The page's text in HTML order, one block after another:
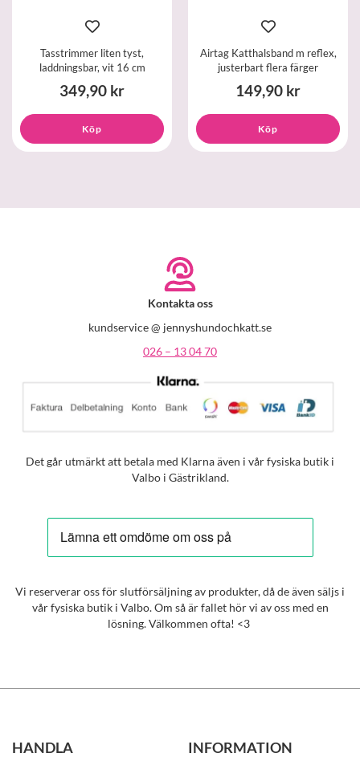
Tasstrimmer liten tyst,
laddningsbar, vit 16 cm
349,90 kr
Köp
Airtag Katthalsband m reflex,
justerbart flera färger
149,90 kr
Köp
Kontakta oss
kundservice @ jennyshundochkatt.se
026 – 13 04 70
Det går utmärkt att betala med Klarna även i vår fysiska butik i
Valbo i Gästrikland.
Vi reserverar oss för slutförsäljning av produkter, då de även säljs i
vår fysiska butik i Valbo. Om så är fallet hör vi av oss med en
lösning. Välkommen ofta! <3
HANDLA INFORMATION